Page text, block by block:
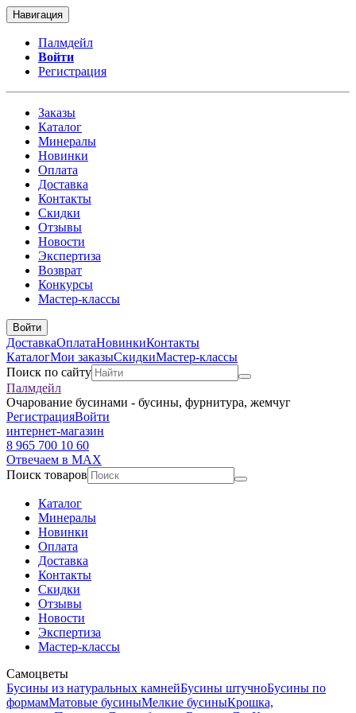
Навигация
Палмдейл
Войти
Регистрация
Заказы
Каталог
Минералы
Новинки
Оплата
Доставка
Контакты
Скидки
Отзывы
Новости
Экспертиза
Возврат
Конкурсы
Мастер-классы
Войти
ДоставкаОплатаНовинкиКонтакты
КаталогМои заказыСкидкиМастер-классы
Поиск по сайту
Палмдейл
Очарование бусинами - бусины, фурнитура, жемчуг
РегистрацияВойти
интернет-магазин
8 965 700 10 60
Отвечаем в MAX
Поиск товаров
Каталог
Минералы
Новинки
Оплата
Доставка
Контакты
Скидки
Отзывы
Новости
Экспертиза
Мастер-классы
Самоцветы
Бусины из натуральных камнейБусины штучноБусины по
формамМатовые бусиныМелкие бусиныКрошка,